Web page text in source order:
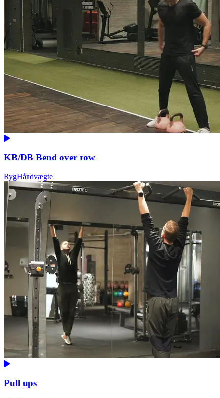
KB/DB Bend over row
RygHåndvægte
Pull ups